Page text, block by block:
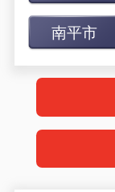
南平市